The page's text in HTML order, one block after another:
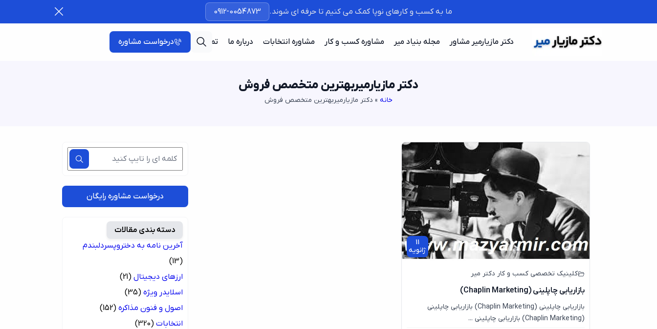
ما به کسب و کارهای نوپا کمک می کنیم تا حرفه ای شوند. 0912-0054873
دکتر مازیارمیر مشاور مجله بنیاد میر مشاوره کسب و کار مشاوره انتخابات درباره ما تماس با ما درخواست مشاوره
دکتر مازیارمیربهترین متخصص فروش
خانه » دکتر مازیارمیربهترین متخصص فروش
11
ژانویه
کلینیک تخصصی کسب و کار دکتر میر
بازاریابی چاپلینی (Chaplin Marketing)
بازاریابی چاپلینی (Chaplin Marketing) بازاریابی چاپلینی
(Chaplin Marketing) بازاریابی چاپلینی ...
درخواست مشاوره رایگان
دسته بندی مقالات
آخرین نامه به دختروپسردلبندم
(13)
ارزهای دیجیتال (21)
اسلایدر ویژه (35)
اصول و فنون مذاکره (152)
انتخابات (320)